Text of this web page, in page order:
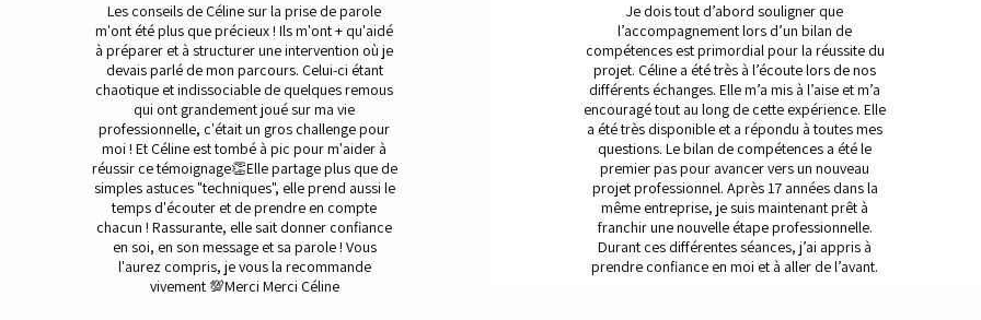
Les conseils de Céline sur la prise de parole
m'ont été plus que précieux ! Ils m'ont + qu'aidé
à préparer et à structurer une intervention où je
devais parlé de mon parcours. Celui-ci étant
chaotique et indissociable de quelques remous
qui ont grandement joué sur ma vie
professionnelle, c'était un gros challenge pour
moi ! Et Céline est tombé à pic pour m'aider à
réussir ce témoignage👏Elle partage plus que de
simples astuces "techniques", elle prend aussi le
temps d'écouter et de prendre en compte
chacun ! Rassurante, elle sait donner confiance
en soi, en son message et sa parole ! Vous
l'aurez compris, je vous la recommande
vivement 💯Merci Merci Céline
Je dois tout d’abord souligner que
l’accompagnement lors d’un bilan de
compétences est primordial pour la réussite du
projet. Céline a été très à l’écoute lors de nos
différents échanges. Elle m’a mis à l’aise et m’a
encouragé tout au long de cette expérience. Elle
a été très disponible et a répondu à toutes mes
questions. Le bilan de compétences a été le
premier pas pour avancer vers un nouveau
projet professionnel. Après 17 années dans la
même entreprise, je suis maintenant prêt à
franchir une nouvelle étape professionnelle.
Durant ces différentes séances, j’ai appris à
prendre confiance en moi et à aller de l’avant.